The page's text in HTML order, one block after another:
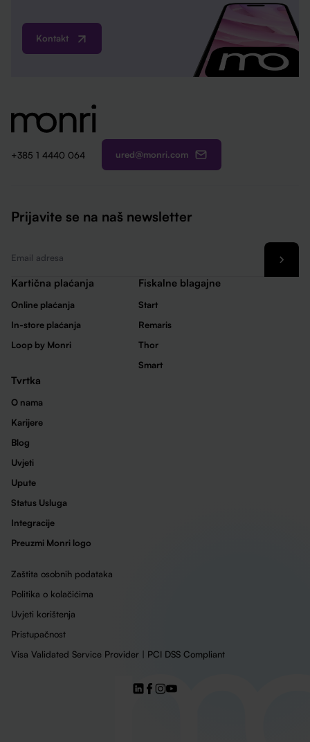
Kontakt
+385 1 4440 064 ured@monri.com
Prijavite se na naš newsletter
Kartična plaćanja
Online plaćanja
In-store plaćanja
Loop by Monri
Fiskalne blagajne
Start
Remaris
Thor
Smart
Tvrtka
O nama
Karijere
Blog
Uvjeti
Upute
Status Usluga
Integracije
Preuzmi Monri logo
Zaštita osobnih podataka
Politika o kolačićima
Uvjeti korištenja
Pristupačnost
Visa Validated Service Provider | PCI DSS Compliant